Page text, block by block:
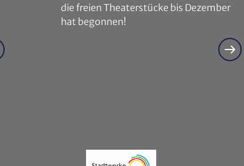
die freien Theaterstücke bis Dezember
hat begonnen!